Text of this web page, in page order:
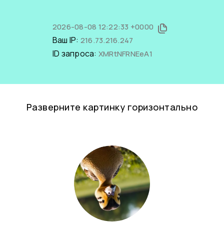
2026-08-08 12:22:33 +0000
Ваш IP: 216.73.216.247
ID запроса: XMRtNFRNEeA1
Разверните картинку горизонтально